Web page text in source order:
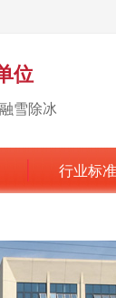
位
雪除冰
行业标准